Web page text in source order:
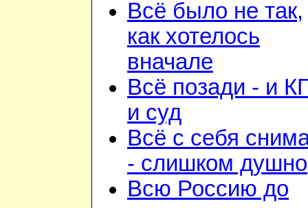
Всё было не так,
как хотелось
вначале
Всё позади - и
и суд
Всё с себя
- слишком душно
Всю Россию до